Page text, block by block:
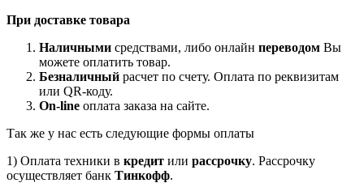
При доставке товара
Наличными средствами, либо онлайн переводом Вы
можете оплатить товар.
Безналичный расчет по счету. Оплата по реквизитам
или QR-коду.
On-line оплата заказа на сайте.
Так же у нас есть следующие формы оплаты
1) Оплата техники в кредит или рассрочку. Рассрочку
осуществляет банк Тинкофф.